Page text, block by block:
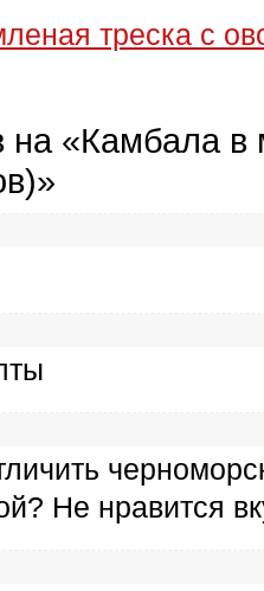
треска с
на «Камбала в
Не нравится